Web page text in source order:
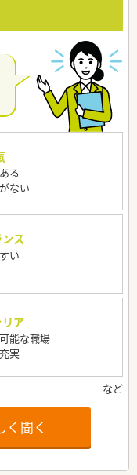
る
ない
ス
い
リア
能な職場
実
く聞く